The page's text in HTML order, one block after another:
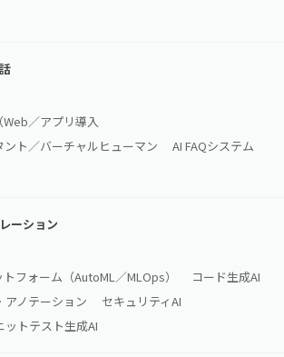
／アプリ導入
ント／バーチャルヒューマン
AI FAQシステム
ーション
フォーム（AutoML／MLOps）
コード生成AI
アノテーション
セキュリティAI
トテスト生成AI